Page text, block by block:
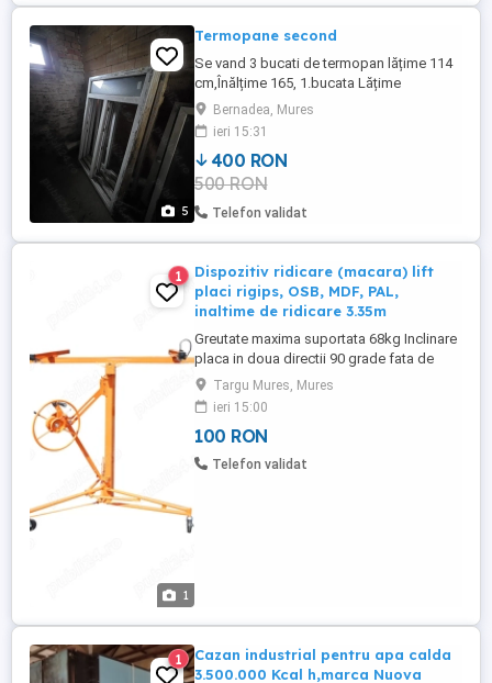
5
Termopane second
Se vand 3 bucati de termopan lățime 114
cm,Înălțime 165, 1.bucata Lățime
112,Înălțime 162. Stare buna de folosință,
cu dubla deschidere și pe stânga și pe
dreapta!
Bernadea, Mures
ieri 15:31
400 RON
500 RON
Telefon validat
1
1
Dispozitiv ridicare (macara) lift
placi rigips, OSB, MDF, PAL,
inaltime de ridicare 3.35m
Greutate maxima suportata 68kg Inclinare
placa in doua directii 90 grade fata de
picior 10 grade fata de picior Numar roti 3
Inaltime maxima de ridicare 335cm
Greutate 39 kg
Targu Mures, Mures
ieri 15:00
100 RON
Telefon validat
1
Cazan industrial pentru apa calda
3.500.000 Kcal h,marca Nuova